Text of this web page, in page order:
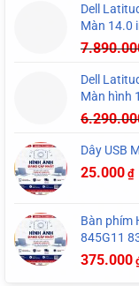
Dell
Màn 14.0
Dell
Màn hình
Dây USB
25.000 ₫
Bàn phím
845G11
375.000